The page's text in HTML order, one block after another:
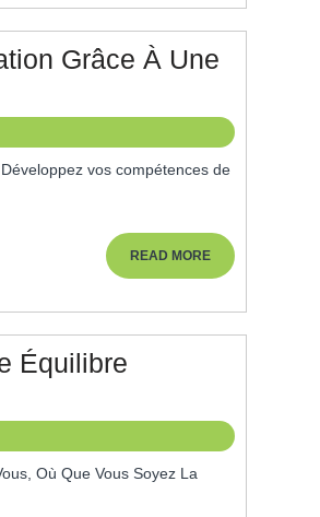
Grâce À Une
READ MOREREAD
MORE
Équilibre